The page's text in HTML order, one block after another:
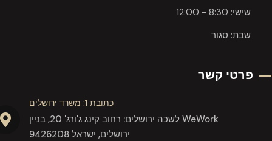
שישי: 8:30 - 12:00
שבת: סגור
פרטי קשר
כתובת 1: משרד ירושלים
לשכה ירושלים: רחוב קינג ג'ורג' 20, בניין WeWork
9426208 ירושלים, ישראל